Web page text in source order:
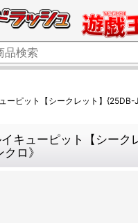
ーピット【シークレット】{25DB-
イキューピット【シー
ロ》